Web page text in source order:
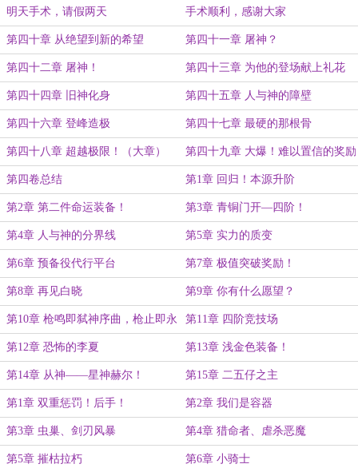
明天手术，请假两天 手术顺利，感谢大家
第四十章 从绝望到新的希望 第四十一章 屠神？
第四十二章 屠神！ 第四十三章 为他的登场献上礼花
第四十四章 旧神化身 第四十五章 人与神的障壁
第四十六章 登峰造极 第四十七章 最硬的那根骨
第四十八章 超越极限！（大章） 第四十九章 大爆！难以置信的奖励
第四卷总结 第1章 回归！本源升阶
第2章 第二件命运装备！ 第3章 青铜门开—四阶！
第4章 人与神的分界线 第5章 实力的质变
第6章 预备役代行平台 第7章 极值突破奖励！
第8章 再见白晓 第9章 你有什么愿望？
第10章 枪鸣即弑神序曲，枪止即永
夜降临
第11章 四阶竞技场
第12章 恐怖的李夏 第13章 浅金色装备！
第14章 从神——星神赫尔！ 第15章 二五仔之主
第1章 双重惩罚！后手！ 第2章 我们是容器
第3章 虫巢、剑刃风暴 第4章 猎命者、虐杀恶魔
第5章 摧枯拉朽 第6章 小骑士